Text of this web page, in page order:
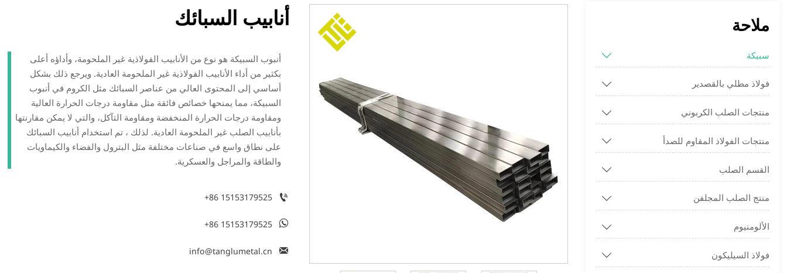
ملاحة
سبيكة 
فولاذ مطلي بالقصدير 
منتجات الصلب الكربوني 
منتجات الفولاذ المقاوم للصدأ 
القسم الصلب 
منتج الصلب المجلفن 
الألومنيوم 
فولاذ السيليكون 
أنابيب السبائك
أنبوب السبيكة هو نوع من الأنابيب الفولاذية غير الملحومة، وأداؤه أعلى
بكثير من أداء الأنابيب الفولاذية غير الملحومة العادية. ويرجع ذلك بشكل
أساسي إلى المحتوى العالي من عناصر السبائك مثل الكروم في أنبوب
السبيكة، مما يمنحها خصائص فائقة مثل مقاومة درجات الحرارة العالية
ومقاومة درجات الحرارة المنخفضة ومقاومة التآكل، والتي لا يمكن مقارنتها
بأنابيب الصلب غير الملحومة العادية. لذلك ، تم استخدام أنابيب السبائك
على نطاق واسع في صناعات مختلفة مثل البترول والفضاء والكيماويات
والطاقة والمراجل والعسكرية.

+86 15153179525

+86 15153179525

info@tanglumetal.cn